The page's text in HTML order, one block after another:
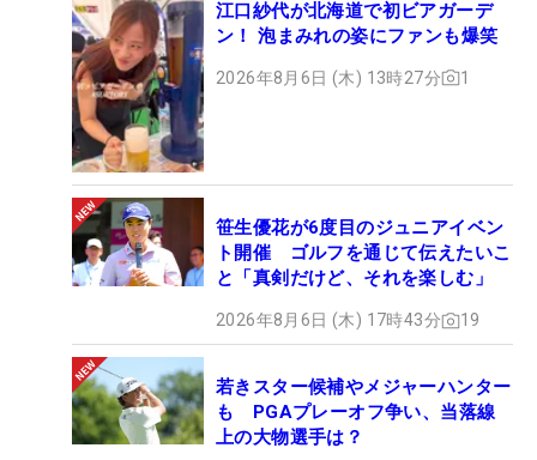
江口紗代が北海道で初ビアガーデ
ン！ 泡まみれの姿にファンも爆笑
2026年8月6日 (木) 13時27分 1
笹生優花が6度目のジュニアイベン
ト開催 ゴルフを通じて伝えたいこ
と「真剣だけど、それを楽しむ」
2026年8月6日 (木) 17時43分 19
若きスター候補やメジャーハンター
も PGAプレーオフ争い、当落線
上の大物選手は？